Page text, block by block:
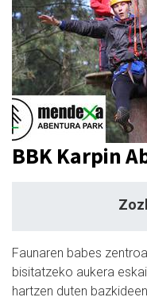
BBK Karpin
Faunaren babes
bisitatzeko aukera
hartzen duten